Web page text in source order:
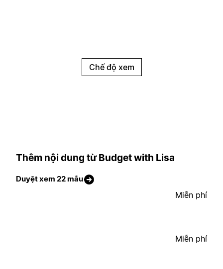
Chế độ xem
Thêm nội dung từ Budget with Lisa
Duyệt xem 22 mẫu
Miễn phí
Miễn phí